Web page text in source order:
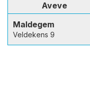
Aveve
Maldegem
Veldekens 9